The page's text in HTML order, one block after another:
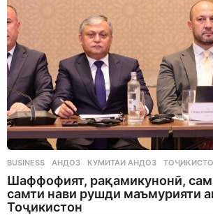
BUSINESS АНДОЗ ,КУМИТАИ АНДОЗ ,
Шаффофият, рақамикунонӣ,
самти нави рушди маъмурияти
Тоҷикистон